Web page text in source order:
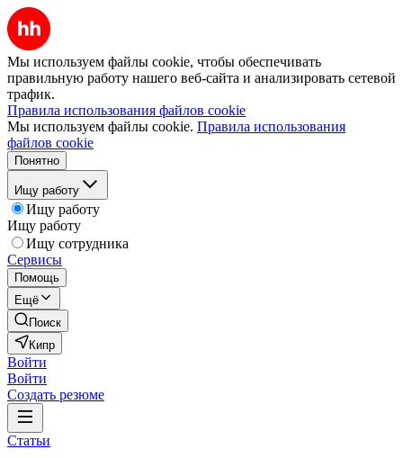
Мы используем файлы cookie, чтобы обеспечивать
правильную работу нашего веб-сайта и анализировать сетевой
трафик.
Правила использования файлов cookie
Мы используем файлы cookie. Правила использования
файлов cookie
Понятно
Ищу работу
Ищу работу
Ищу работу
Ищу сотрудника
Сервисы
Помощь
Ещё
Поиск
Кипр
Войти
Войти
Создать резюме
Статьи